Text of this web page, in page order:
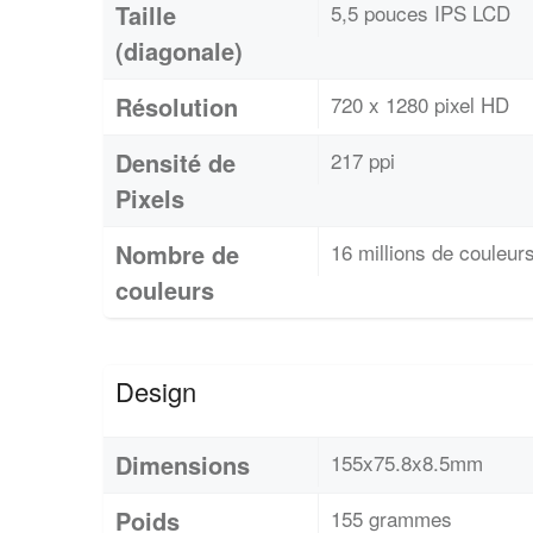
Taille
(diagonale)
5,5 pouces IPS LCD
Résolution 720 x 1280 pixel HD
Densité de
Pixels
217 ppi
Nombre de
couleurs
16 millions de
Design
Dimensions 155x75.8x8.5mm
Poids 155 grammes